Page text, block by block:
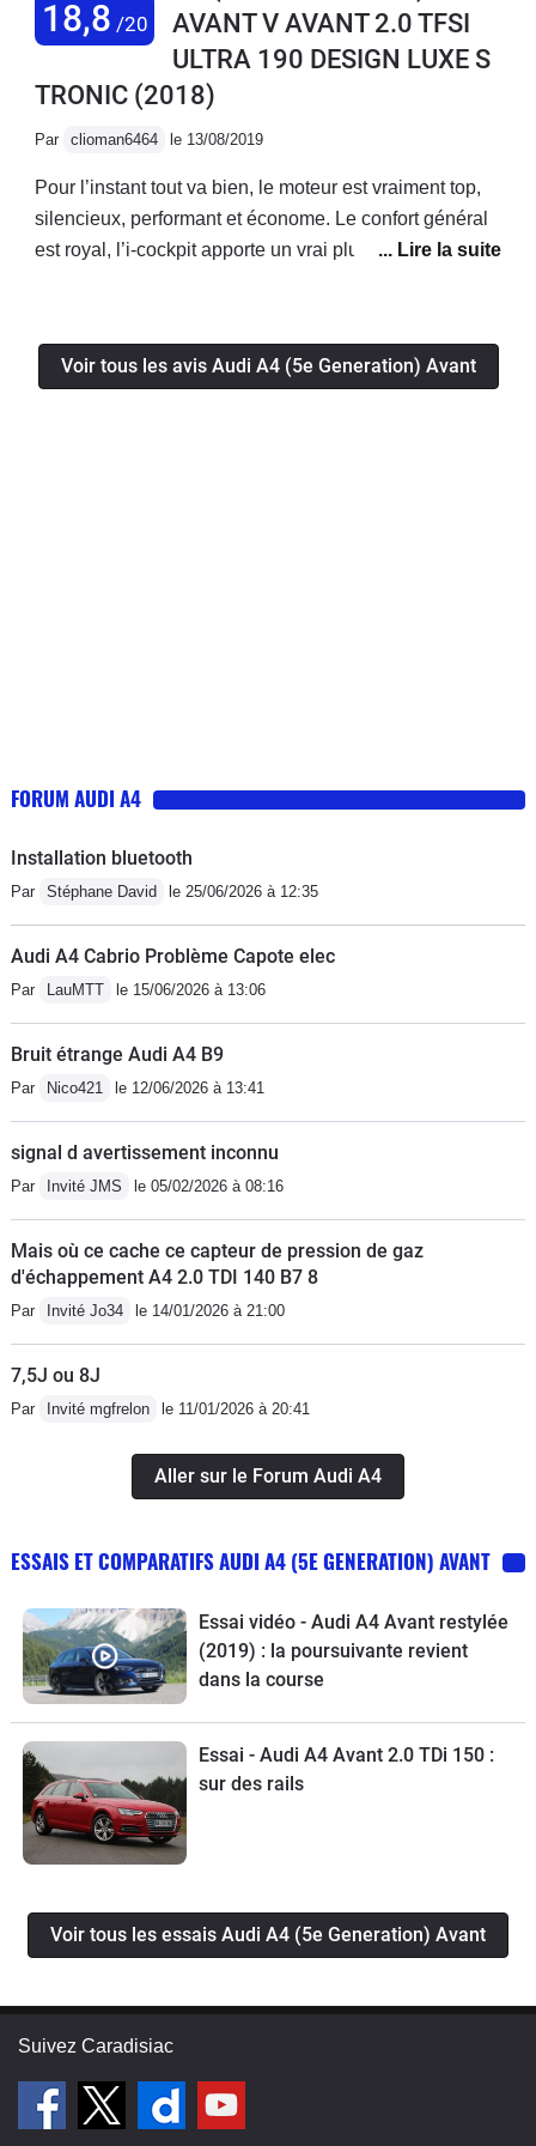
deutsche qualité
18,8 /20
AVANT V AVANT 2.0 TFSI
ULTRA 190 DESIGN LUXE S
TRONIC (2018)
Par clioman6464 le 13/08/2019
Pour l’instant tout va bien, le moteur est vraiment top,
silencieux, performant et économe. Le confort général
est royal, l’i-cockpit apporte un vrai plus! La voiture a
permet d’avoir une voiture bonne à tout faire!
Voir tous les avis Audi A4 (5e Generation) Avant
FORUM AUDI A4
Installation bluetooth
Par Stéphane David le 25/06/2026 à 12:35
Audi A4 Cabrio Problème Capote elec
Par LauMTT le 15/06/2026 à 13:06
Bruit étrange Audi A4 B9
Par Nico421 le 12/06/2026 à 13:41
signal d avertissement inconnu
Par Invité JMS le 05/02/2026 à 08:16
Mais où ce cache ce capteur de pression de gaz
d'échappement A4 2.0 TDI 140 B7 8
Par Invité Jo34 le 14/01/2026 à 21:00
7,5J ou 8J
Par Invité mgfrelon le 11/01/2026 à 20:41
Aller sur le Forum Audi A4
ESSAIS ET COMPARATIFS AUDI A4 (5E GENERATION) AVANT
Essai vidéo - Audi A4 Avant restylée
(2019) : la poursuivante revient
dans la course
Essai - Audi A4 Avant 2.0 TDi 150 :
sur des rails
Voir tous les essais Audi A4 (5e Generation) Avant
Suivez Caradisiac